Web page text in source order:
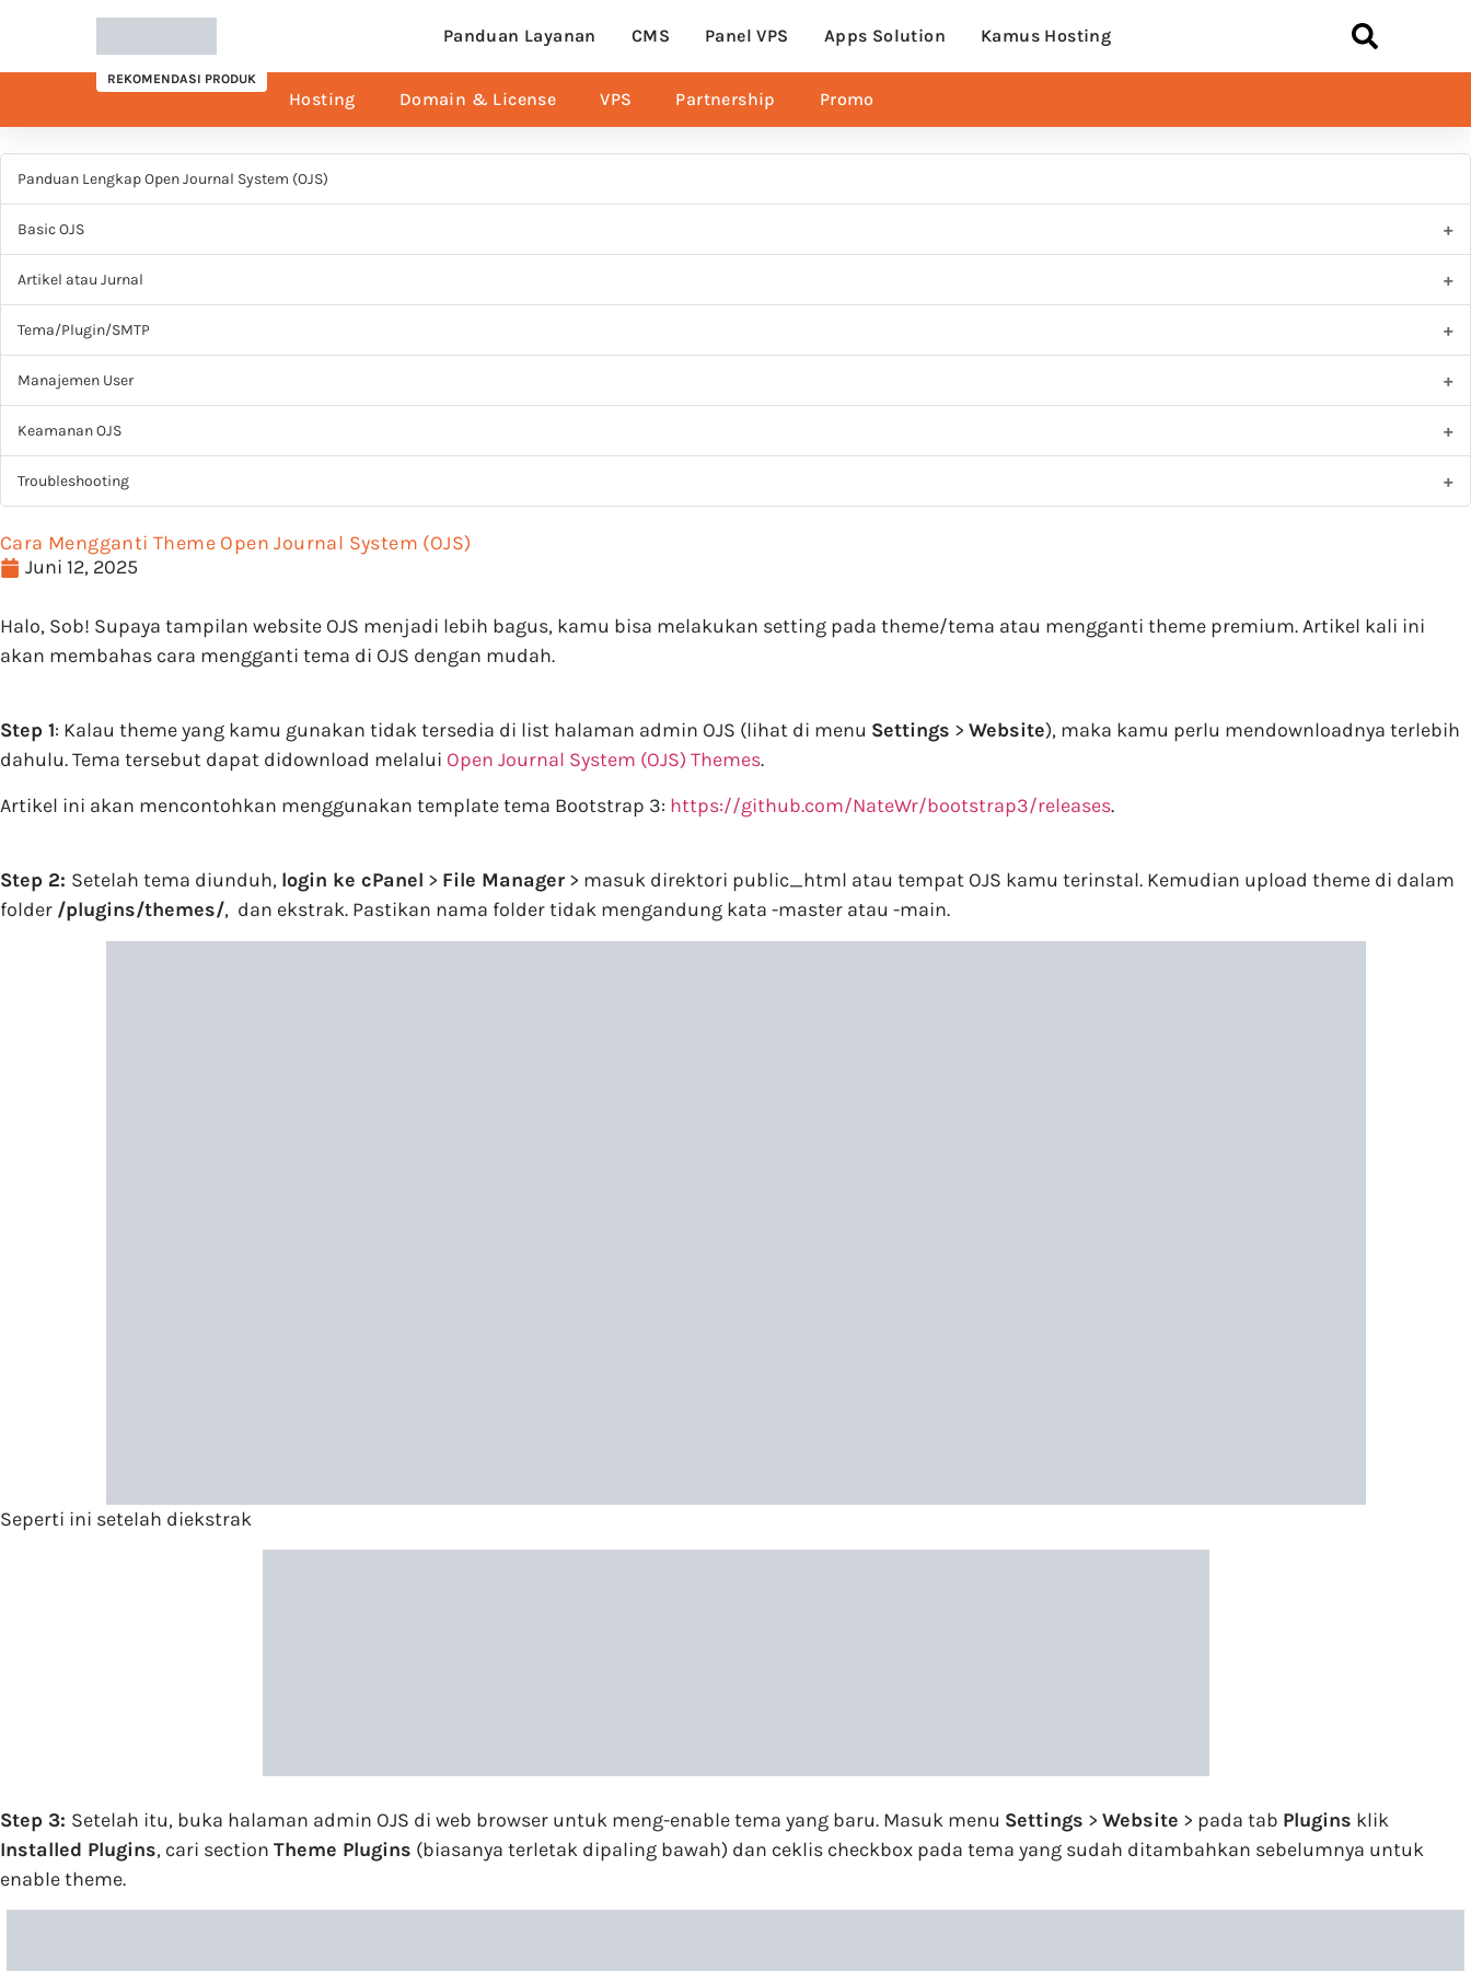
Panduan Layanan CMS Panel VPS Apps Solution Kamus Hosting
REKOMENDASI PRODUK
Hosting Domain & License VPS Partnership Promo
Panduan Lengkap Open Journal System (OJS)
Basic OJS
Artikel atau Jurnal
Tema/Plugin/SMTP
Manajemen User
Keamanan OJS
Troubleshooting
Cara Mengganti Theme Open Journal System (OJS)
Juni 12, 2025
Halo, Sob! Supaya tampilan website OJS menjadi lebih bagus, kamu bisa melakukan setting pada theme/tema atau mengganti theme premium. Artikel kali ini
akan membahas cara mengganti tema di OJS dengan mudah.
Step 1: Kalau theme yang kamu gunakan tidak tersedia di list halaman admin OJS (lihat di menu Settings > Website), maka kamu perlu mendownloadnya terlebih
dahulu. Tema tersebut dapat didownload melalui Open Journal System (OJS) Themes.
Artikel ini akan mencontohkan menggunakan template tema Bootstrap 3: https://github.com/NateWr/bootstrap3/releases.
Step 2: Setelah tema diunduh, login ke cPanel > File Manager > masuk direktori public_html atau tempat OJS kamu terinstal. Kemudian upload theme di dalam
folder /plugins/themes/, dan ekstrak. Pastikan nama folder tidak mengandung kata -master atau -main.
Seperti ini setelah diekstrak
Step 3: Setelah itu, buka halaman admin OJS di web browser untuk meng-enable tema yang baru. Masuk menu Settings > Website > pada tab Plugins klik
Installed Plugins, cari section Theme Plugins (biasanya terletak dipaling bawah) dan ceklis checkbox pada tema yang sudah ditambahkan sebelumnya untuk
enable theme.